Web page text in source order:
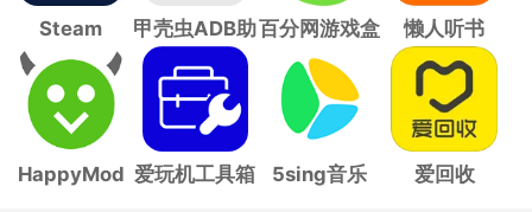
Steam
甲壳虫ADB助
手
百分网游戏盒
子
懒人听书
HappyMod 爱玩机工具箱 5sing音乐 爱回收